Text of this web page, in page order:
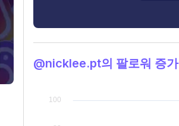
@nicklee.pt의 팔로워 증가